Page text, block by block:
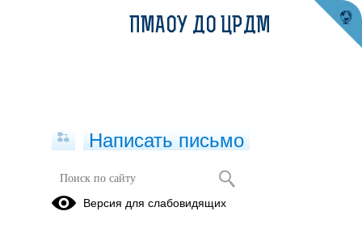
Публикации за Июнь 2026
ПМАОУ ДО ЦРДМ
Написать письмо
Версия для слабовидящих